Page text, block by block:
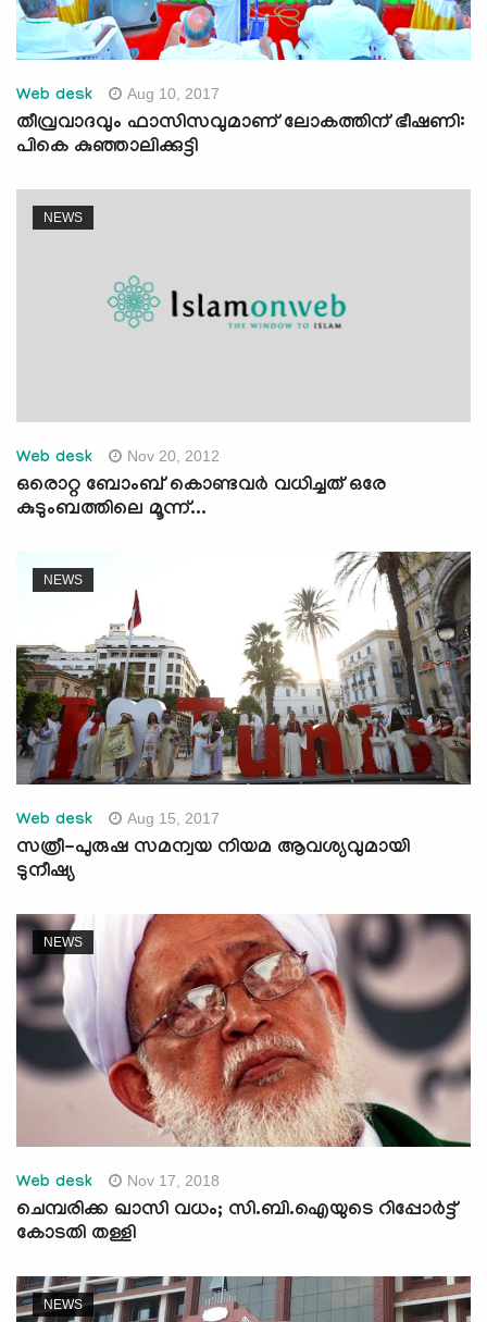
Web desk Aug 10, 2017
തീവ്രവാദവും ഫാസിസവുമാണ് ലോകത്തിന് ഭീഷണി:
പികെ കുഞ്ഞാലിക്കുട്ടി
NEWS
Web desk Nov 20, 2012
ഒരൊറ്റ ബോംബ് കൊണ്ടവര്‍ വധിച്ചത് ഒരേ
കുടുംബത്തിലെ മൂന്ന്...
NEWS
Web desk Aug 15, 2017
സത്രീ-പുരുഷ സമന്വയ നിയമ ആവശ്യവുമായി
ടുനീഷ്യ
NEWS
Web desk Nov 17, 2018
ചെമ്പരിക്ക ഖാസി വധം; സി.ബി.ഐയുടെ റിപ്പോര്‍ട്ട്
കോടതി തള്ളി
NEWS